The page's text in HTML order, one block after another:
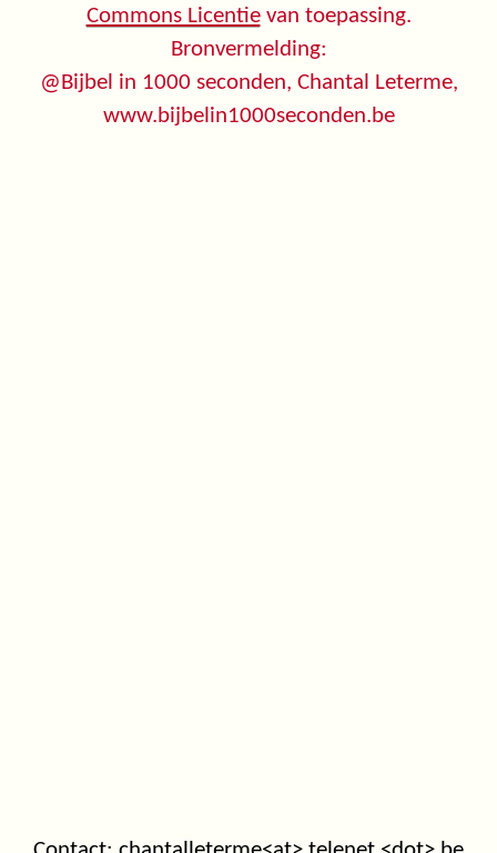
Commons Licentievan toepassing.
Bronvermelding:
@Bijbel in 1000 seconden, Chantal Leterme,
www.bijbelin1000seconden.be